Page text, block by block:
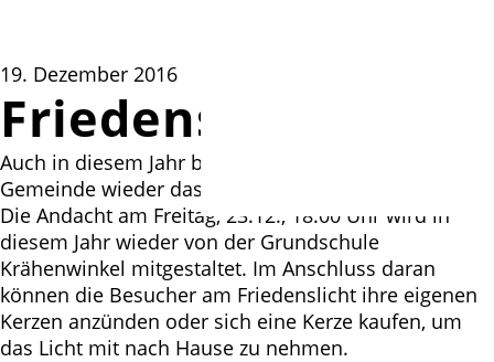
19. Dezember 2016
Friedenslicht 2016
Auch in diesem Jahr bekommt die Matthias-Claudius-
Gemeinde wieder das Friedenslicht aus Stadl-Paura.
Die Andacht am Freitag, 23.12., 18.00 Uhr wird in
diesem Jahr wieder von der Grundschule
Krähenwinkel mitgestaltet. Im Anschluss daran
können die Besucher am Friedenslicht ihre eigenen
Kerzen anzünden oder sich eine Kerze kaufen, um
das Licht mit nach Hause zu nehmen.